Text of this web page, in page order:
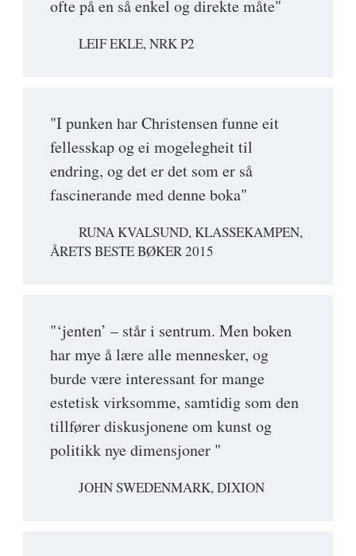
ofte på en så enkel og direkte måte"
LEIF EKLE, NRK P2
"I punken har Christensen funne eit
fellesskap og ei mogelegheit til
endring, og det er det som er så
fascinerande med denne boka"
RUNA KVALSUND, KLASSEKAMPEN,
ÅRETS BESTE BØKER 2015
"‘jenten’ – står i sentrum. Men boken
har mye å lære alle mennesker, og
burde være interessant for mange
estetisk virksomme, samtidig som den
tillfører diskusjonene om kunst og
politikk nye dimensjoner "
JOHN SWEDENMARK, DIXION